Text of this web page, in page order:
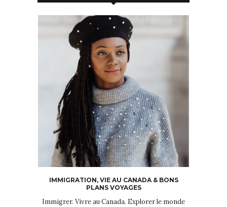
IMMIGRATION, VIE AU CANADA & BONS
PLANS VOYAGES
Immigrer. Vivre au Canada. Explorer le monde